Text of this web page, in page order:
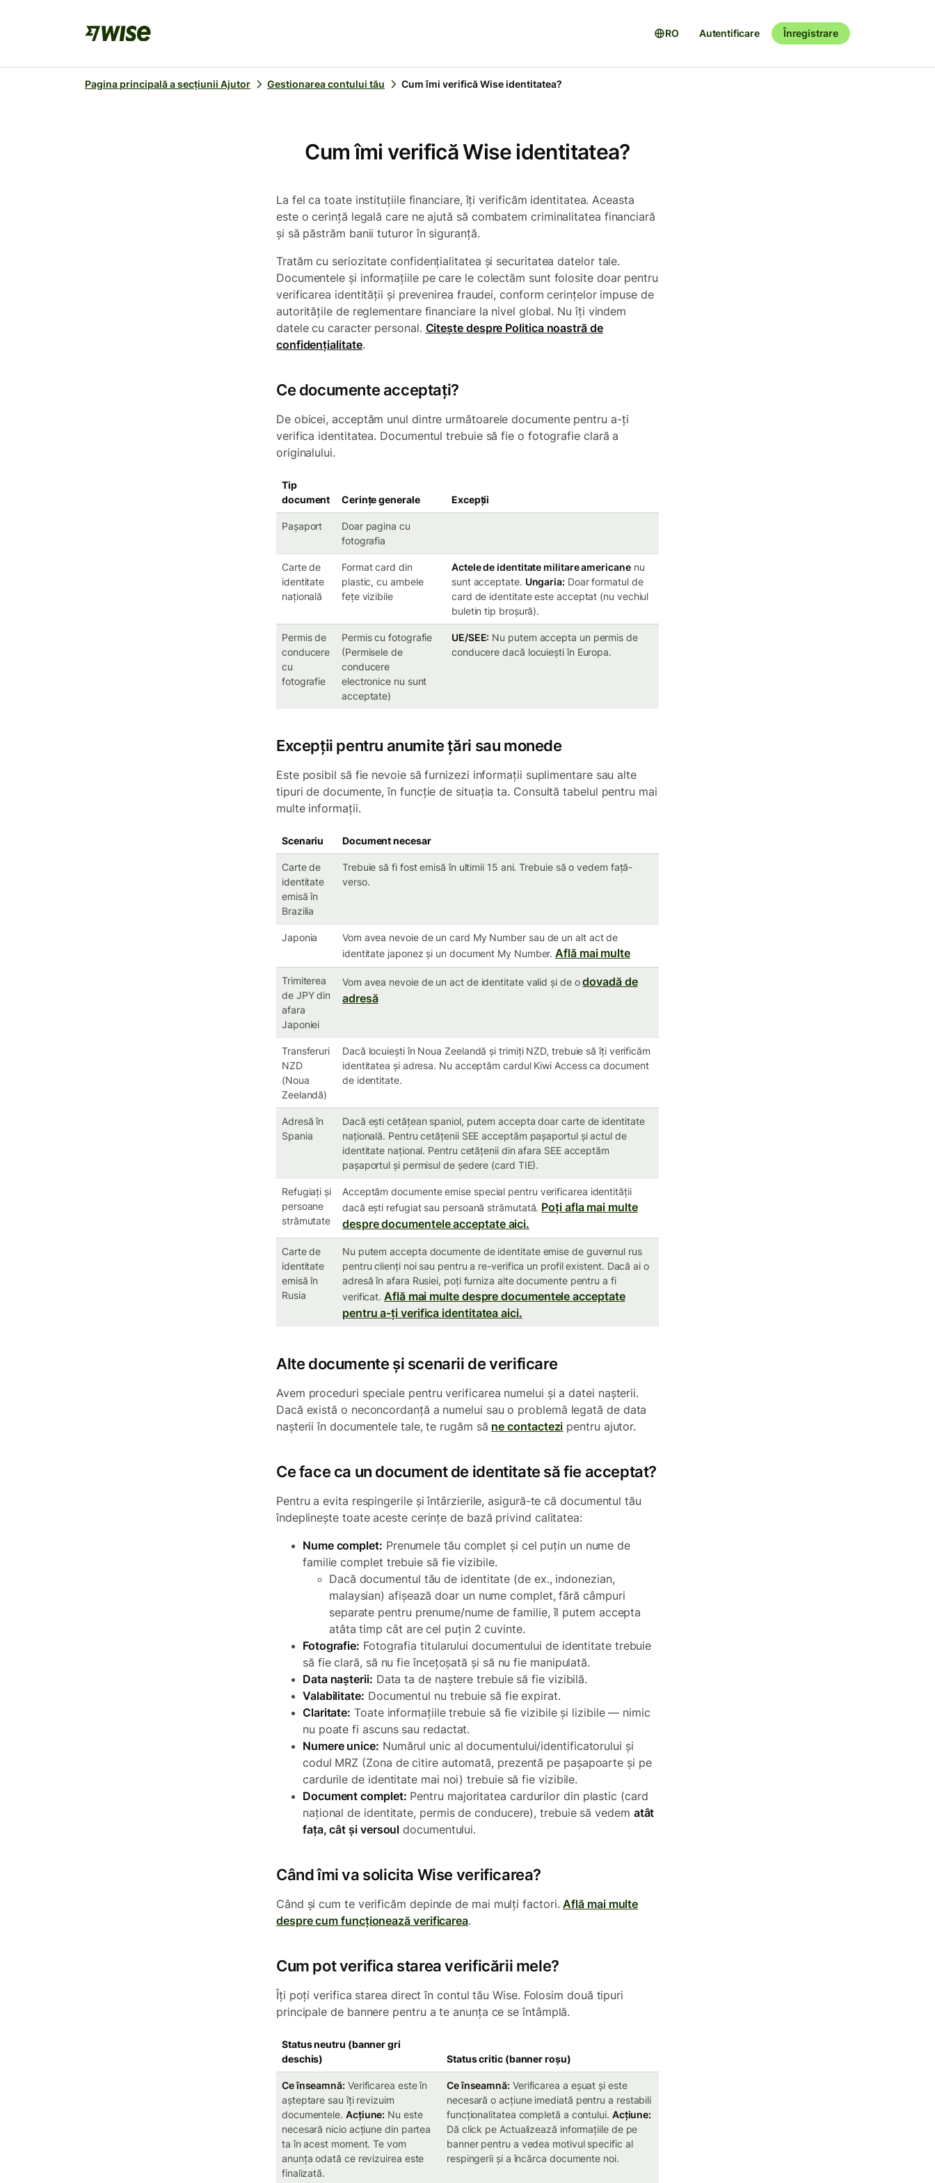
RO Autentificare Înregistrare
Pagina principală a secțiunii Ajutor Gestionarea contului tău Cum îmi verifică Wise identitatea?
Cum îmi verifică Wise identitatea?
La fel ca toate instituțiile financiare, îți verificăm identitatea. Aceasta
este o cerință legală care ne ajută să combatem criminalitatea financiară
și să păstrăm banii tuturor în siguranță.
Tratăm cu seriozitate confidențialitatea și securitatea datelor tale.
Documentele și informațiile pe care le colectăm sunt folosite doar pentru
verificarea identității și prevenirea fraudei, conform cerințelor impuse de
autoritățile de reglementare financiare la nivel global. Nu îți vindem
datele cu caracter personal. Citește despre Politica noastră de
confidențialitate.
Ce documente acceptați?
De obicei, acceptăm unul dintre următoarele documente pentru a-ți
verifica identitatea. Documentul trebuie să fie o fotografie clară a
originalului.
Tip
document
Cerințe generale Excepții
Pașaport
Doar pagina cu
fotografia
Carte de
identitate
națională
Format card din
plastic, cu ambele
fețe vizibile
Actele de identitate militare americanenu
sunt acceptate. Ungaria: Doar formatul de
card de identitate este acceptat (nu vechiul
buletin tip broșură).
Permis de
conducere
cu
fotografie
Permis cu fotografie
(Permisele de
conducere
electronice nu sunt
acceptate)
UE/SEE: Nu putem accepta un permis de
conducere dacă locuiești în Europa.
Excepții pentru anumite țări sau monede
Este posibil să fie nevoie să furnizezi informații suplimentare sau alte
tipuri de documente, în funcție de situația ta. Consultă tabelul pentru mai
multe informații.
Scenariu Document necesar
Carte de
identitate
emisă în
Brazilia
Trebuie să fi fost emisă în ultimii 15 ani. Trebuie să o vedem față-
verso.
Japonia
Vom avea nevoie de un card My Number sau de un alt act de
identitate japonez și un document My Number.Află mai multe
Trimiterea
de JPY din
afara
Japoniei
Vom avea nevoie de un act de identitate valid și de odovadă de
adresă
Transferuri
NZD
(Noua
Zeelandă)
Dacă locuiești în Noua Zeelandă și trimiți NZD, trebuie să îți verificăm
identitatea și adresa. Nu acceptăm cardul Kiwi Access ca document
de identitate.
Adresă în
Spania
Dacă ești cetățean spaniol, putem accepta doar carte de identitate
națională. Pentru cetățenii SEE acceptăm pașaportul și actul de
identitate național. Pentru cetățenii din afara SEE acceptăm
pașaportul și permisul de ședere (card TIE).
Refugiați și
persoane
strămutate
Acceptăm documente emise special pentru verificarea identității
dacă ești refugiat sau persoană strămutată. Poți afla mai multe
despre documentele acceptate aici.
Carte de
identitate
emisă în
Rusia
Nu putem accepta documente de identitate emise de guvernul rus
pentru clienți noi sau pentru a re-verifica un profil existent. Dacă ai o
adresă în afara Rusiei, poți furniza alte documente pentru a fi
verificat. Află mai multe despre documentele acceptate
pentru a-ți verifica identitatea aici.
Alte documente și scenarii de verificare
Avem proceduri speciale pentru verificarea numelui și a datei nașterii.
Dacă există o neconcordanță a numelui sau o problemă legată de data
nașterii în documentele tale, te rugăm să ne contactezi pentru ajutor.
Ce face ca un document de identitate să fie acceptat?
Pentru a evita respingerile și întârzierile, asigură-te că documentul tău
îndeplinește toate aceste cerințe de bază privind calitatea:
Nume complet: Prenumele tău complet și cel puțin un nume de
familie complet trebuie să fie vizibile.
Dacă documentul tău de identitate (de ex., indonezian,
malaysian) afișează doar un nume complet, fără câmpuri
separate pentru prenume/nume de familie, îl putem accepta
atâta timp cât are cel puțin 2 cuvinte.
Fotografie: Fotografia titularului documentului de identitate trebuie
să fie clară, să nu fie încețoșată și să nu fie manipulată.
Data nașterii: Data ta de naștere trebuie să fie vizibilă.
Valabilitate: Documentul nu trebuie să fie expirat.
Claritate: Toate informațiile trebuie să fie vizibile și lizibile — nimic
nu poate fi ascuns sau redactat.
Numere unice: Numărul unic al documentului/identificatorului și
codul MRZ (Zona de citire automată, prezentă pe pașapoarte și pe
cardurile de identitate mai noi) trebuie să fie vizibile.
Document complet: Pentru majoritatea cardurilor din plastic (card
național de identitate, permis de conducere), trebuie să vedem atât
fața, cât și versoul documentului.
Când îmi va solicita Wise verificarea?
Când și cum te verificăm depinde de mai mulți factori.Află mai multe
despre cum funcționează verificarea.
Cum pot verifica starea verificării mele?
Îți poți verifica starea direct în contul tău Wise. Folosim două tipuri
principale de bannere pentru a te anunța ce se întâmplă.
Status neutru (banner gri
deschis)
Status critic (banner roșu)
Ce înseamnă: Verificarea este în
așteptare sau îți revizuim
documentele. Acțiune: Nu este
necesară nicio acțiune din partea
ta în acest moment. Te vom
anunța odată ce revizuirea este
finalizată.
Ce înseamnă: Verificarea a eșuat și este
necesară o acțiune imediată pentru a restabili
funcționalitatea completă a contului. Acțiune:
Dă click pe Actualizează informațiile de pe
banner pentru a vedea motivul specific al
respingerii și a încărca documente noi.